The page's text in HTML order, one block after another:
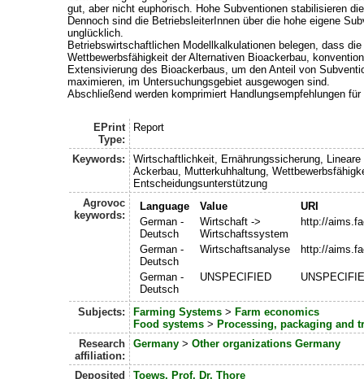
gut, aber nicht euphorisch. Hohe Subventionen stabilisieren
Dennoch sind die BetriebsleiterInnen über die hohe eigene
unglücklich.
Betriebswirtschaftlichen Modellkalkulationen belegen, dass
Wettbewerbsfähigkeit der Alternativen Bioackerbau,
Extensivierung des Bioackerbaus, um den Anteil von
maximieren, im Untersuchungsgebiet ausgewogen sind.
Abschließend werden komprimiert Handlungsempfehlungen
EPrint
Type:
Report
Keywords:
Wirtschaftlichkeit, Ernährungssicherung, Lineare
Ackerbau, Mutterkuhhaltung,
Entscheidungsunterstützung
Agrovoc
keywords:
Language Value
URI
German -
Deutsch
Wirtschaft ->
Wirtschaftssystem
http://
German -
Deutsch
Wirtschaftsanalyse http://
German -
Deutsch
UNSPECIFIED
Subjects: Farming Systems> Farm economics
Food systems> Processing, packaging and
Research
affiliation:
Germany> Other organizations Germany
Deposited
Toews, Prof. Dr. Thore